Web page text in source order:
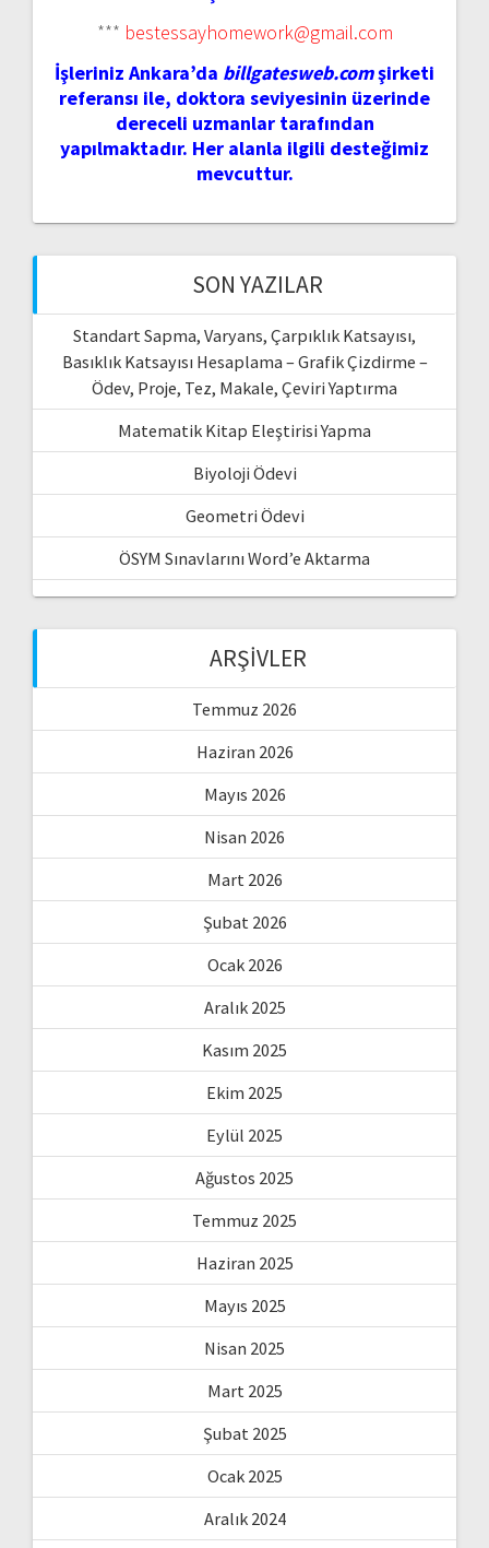
*** bestessayhomework@gmail.com
İşleriniz Ankara’da billgatesweb.comşirketi
referansı ile, doktora seviyesinin üzerinde
dereceli uzmanlar tarafından
yapılmaktadır. Her alanla ilgili desteğimiz
mevcuttur.
SON YAZILAR
Standart Sapma, Varyans, Çarpıklık Katsayısı,
Basıklık Katsayısı Hesaplama – Grafik Çizdirme –
Ödev, Proje, Tez, Makale, Çeviri Yaptırma
Matematik Kitap Eleştirisi Yapma
Biyoloji Ödevi
Geometri Ödevi
ÖSYM Sınavlarını Word’e Aktarma
ARŞIVLER
Temmuz 2026
Haziran 2026
Mayıs 2026
Nisan 2026
Mart 2026
Şubat 2026
Ocak 2026
Aralık 2025
Kasım 2025
Ekim 2025
Eylül 2025
Ağustos 2025
Temmuz 2025
Haziran 2025
Mayıs 2025
Nisan 2025
Mart 2025
Şubat 2025
Ocak 2025
Aralık 2024